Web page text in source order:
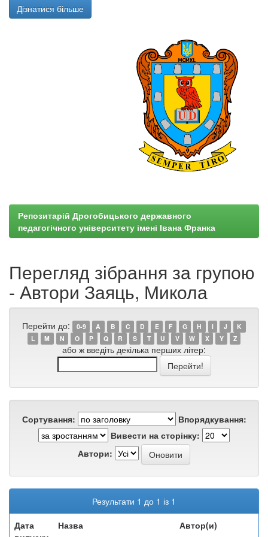
Дізнатися більше
Репозитарій Дрогобицького державного
педагогічного університету імені Івана Франка
Перегляд зібрання за групою
- Автори Заяць, Микола
Перейти до: 0-9 A B C D E F G H I J
K
L
M N O P Q R S T U V W X Y Z
або ж введіть декілька перших літер:
Сортування:
Впорядкування:
Вивести на сторінку:
Автори:
Результати 1 до 1 із 1
Дата
Назва Автор(и)